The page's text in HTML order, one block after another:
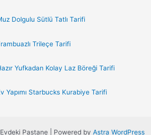
Dolgulu Sütlü Tatlı Tarifi
Trileçe Tarifi
Yufkadan Kolay Laz Böreği Tarifi
Yapımı Starbucks Kurabiye Tarifi
Pastane | Powered by Astra WordPress